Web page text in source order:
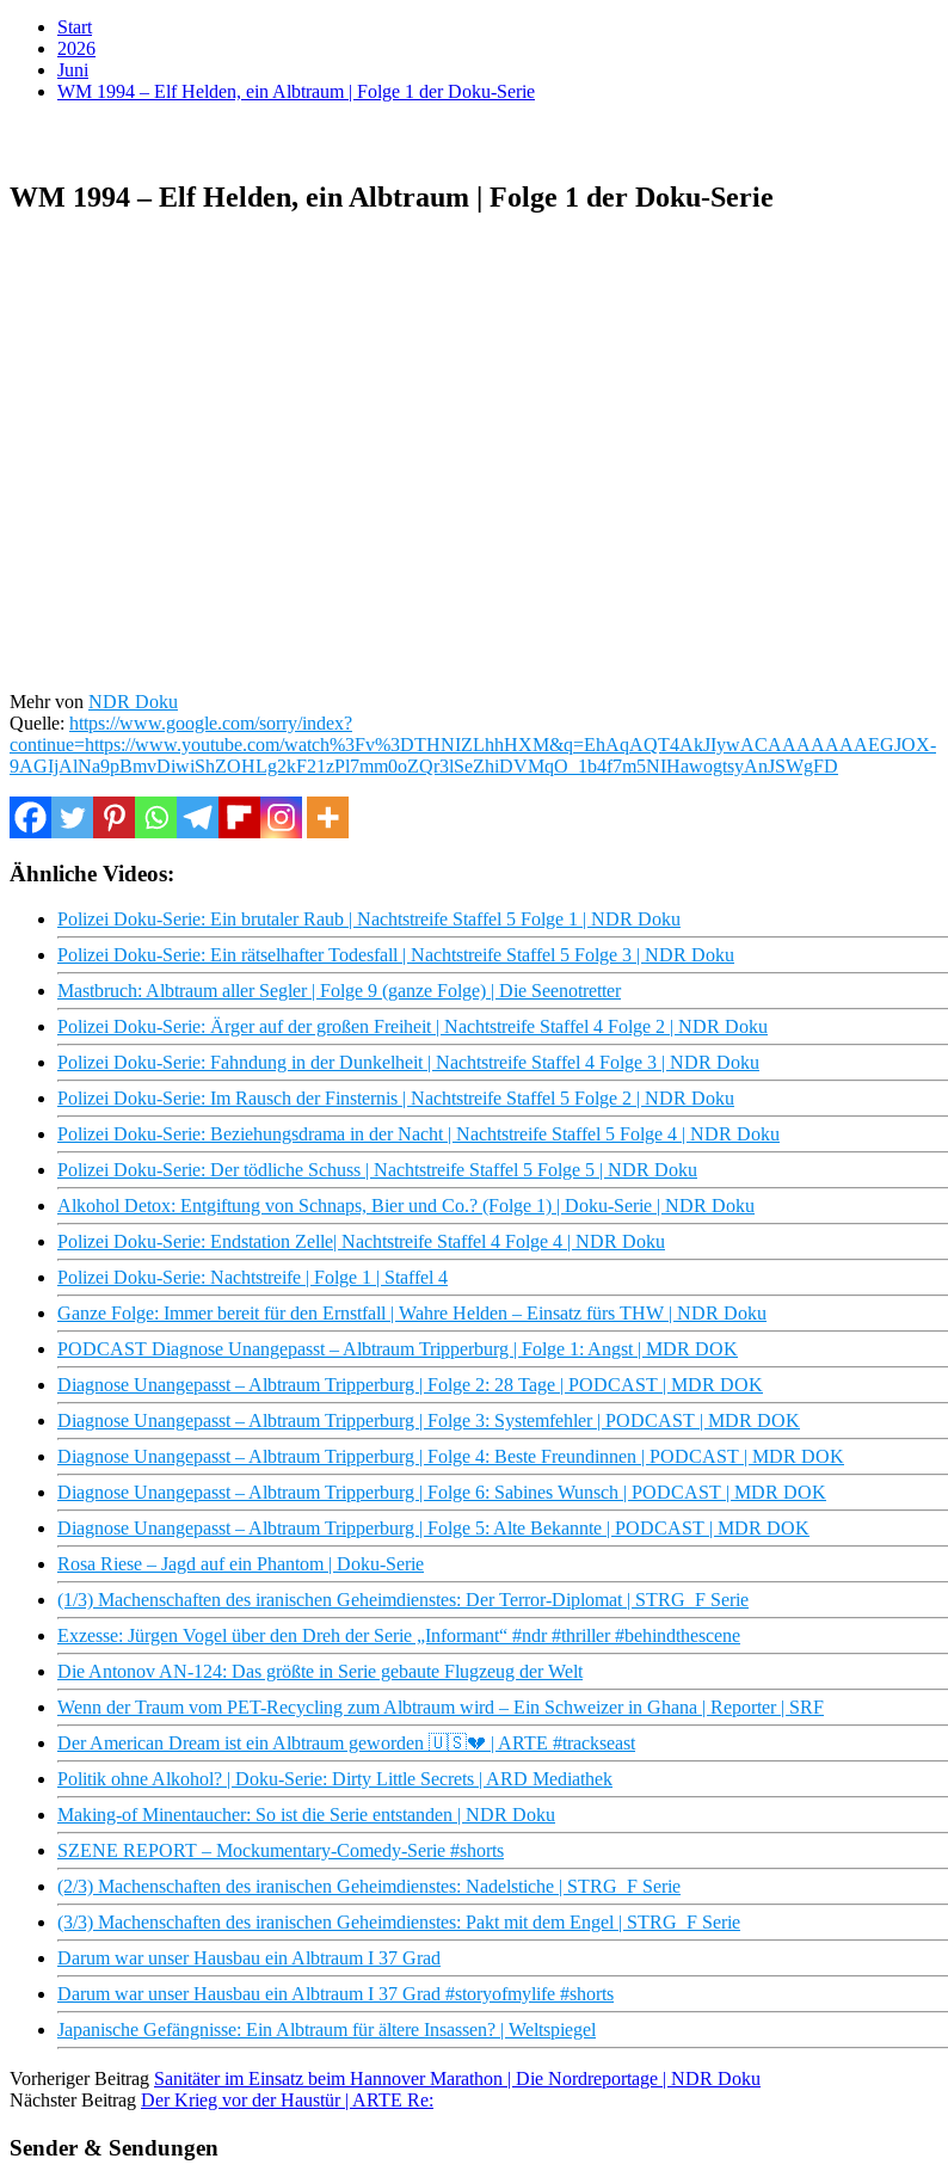
Start
2026
Juni
WM 1994 – Elf Helden, ein Albtraum | Folge 1 der Doku-Serie
WM 1994 – Elf Helden, ein Albtraum | Folge 1 der Doku-Serie
Mehr von NDR Doku
Quelle: https://www.google.com/sorry/index?
continue=https://www.youtube.com/watch%3Fv%3DTHNIZLhhHXM&q=EhAqAQT4AkJIywACAAAAAAAEGJOX-
9AGIjAlNa9pBmvDiwiShZOHLg2kF21zPl7mm0oZQr3lSeZhiDVMqO_1b4f7m5NIHawogtsyAnJSWgFD
Ähnliche Videos:
Polizei Doku-Serie: Ein brutaler Raub | Nachtstreife Staffel 5 Folge 1 | NDR Doku
Polizei Doku-Serie: Ein rätselhafter Todesfall | Nachtstreife Staffel 5 Folge 3 | NDR Doku
Mastbruch: Albtraum aller Segler | Folge 9 (ganze Folge) | Die Seenotretter
Polizei Doku-Serie: Ärger auf der großen Freiheit | Nachtstreife Staffel 4 Folge 2 | NDR Doku
Polizei Doku-Serie: Fahndung in der Dunkelheit | Nachtstreife Staffel 4 Folge 3 | NDR Doku
Polizei Doku-Serie: Im Rausch der Finsternis | Nachtstreife Staffel 5 Folge 2 | NDR Doku
Polizei Doku-Serie: Beziehungsdrama in der Nacht | Nachtstreife Staffel 5 Folge 4 | NDR Doku
Polizei Doku-Serie: Der tödliche Schuss | Nachtstreife Staffel 5 Folge 5 | NDR Doku
Alkohol Detox: Entgiftung von Schnaps, Bier und Co.? (Folge 1) | Doku-Serie | NDR Doku
Polizei Doku-Serie: Endstation Zelle| Nachtstreife Staffel 4 Folge 4 | NDR Doku
Polizei Doku-Serie: Nachtstreife | Folge 1 | Staffel 4
Ganze Folge: Immer bereit für den Ernstfall | Wahre Helden – Einsatz fürs THW | NDR Doku
PODCAST Diagnose Unangepasst – Albtraum Tripperburg | Folge 1: Angst | MDR DOK
Diagnose Unangepasst – Albtraum Tripperburg | Folge 2: 28 Tage | PODCAST | MDR DOK
Diagnose Unangepasst – Albtraum Tripperburg | Folge 3: Systemfehler | PODCAST | MDR DOK
Diagnose Unangepasst – Albtraum Tripperburg | Folge 4: Beste Freundinnen | PODCAST | MDR DOK
Diagnose Unangepasst – Albtraum Tripperburg | Folge 6: Sabines Wunsch | PODCAST | MDR DOK
Diagnose Unangepasst – Albtraum Tripperburg | Folge 5: Alte Bekannte | PODCAST | MDR DOK
Rosa Riese – Jagd auf ein Phantom | Doku-Serie
(1/3) Machenschaften des iranischen Geheimdienstes: Der Terror-Diplomat | STRG_F Serie
Exzesse: Jürgen Vogel über den Dreh der Serie „Informant“ #ndr #thriller #behindthescene
Die Antonov AN-124: Das größte in Serie gebaute Flugzeug der Welt
Wenn der Traum vom PET-Recycling zum Albtraum wird – Ein Schweizer in Ghana | Reporter | SRF
Der American Dream ist ein Albtraum geworden 🇺🇸💔 | ARTE #trackseast
Politik ohne Alkohol? | Doku-Serie: Dirty Little Secrets | ARD Mediathek
Making-of Minentaucher: So ist die Serie entstanden | NDR Doku
SZENE REPORT – Mockumentary-Comedy-Serie #shorts
(2/3) Machenschaften des iranischen Geheimdienstes: Nadelstiche | STRG_F Serie
(3/3) Machenschaften des iranischen Geheimdienstes: Pakt mit dem Engel | STRG_F Serie
Darum war unser Hausbau ein Albtraum I 37 Grad
Darum war unser Hausbau ein Albtraum I 37 Grad #storyofmylife #shorts
Japanische Gefängnisse: Ein Albtraum für ältere Insassen? | Weltspiegel
Vorheriger Beitrag Sanitäter im Einsatz beim Hannover Marathon | Die Nordreportage | NDR Doku
Nächster Beitrag Der Krieg vor der Haustür | ARTE Re:
Sender & Sendungen